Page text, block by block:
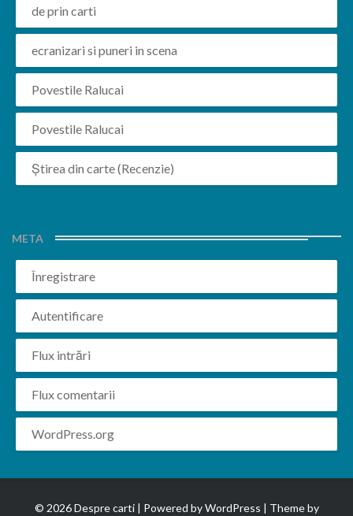
de prin carti
ecranizari si puneri in scena
Povestile Ralucai
Povestile Ralucai
Știrea din carte (Recenzie)
META
Înregistrare
Autentificare
Flux intrări
Flux comentarii
WordPress.org
© 2026 Despre carti | Powered byWordPress | Theme by